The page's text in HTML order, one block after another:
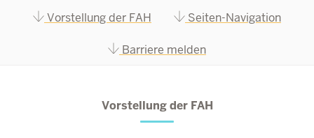
Vorstellung der FAH Seiten-Navigation
Barriere melden
Vorstellung der FAH